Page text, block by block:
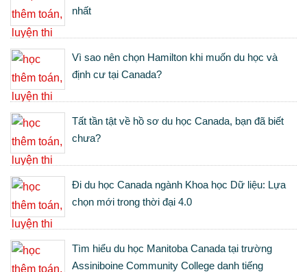
nhất
Vì sao nên chọn Hamilton khi muốn du học và
định cư tại Canada?
Tất tần tật về hồ sơ du học Canada, bạn đã biết
chưa?
Đi du học Canada ngành Khoa học Dữ liệu: Lựa
chọn mới trong thời đại 4.0
Tìm hiểu du học Manitoba Canada tại trường
Assiniboine Community College danh tiếng